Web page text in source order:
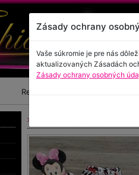
Referencie
Zásady ochrany
Vaše súkromie je pre nás
aktualizovaných Zásadách
Zásady ochrany osobných